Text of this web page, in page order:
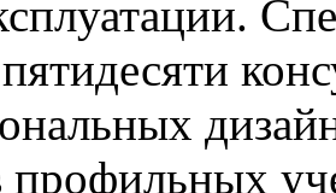
профильных